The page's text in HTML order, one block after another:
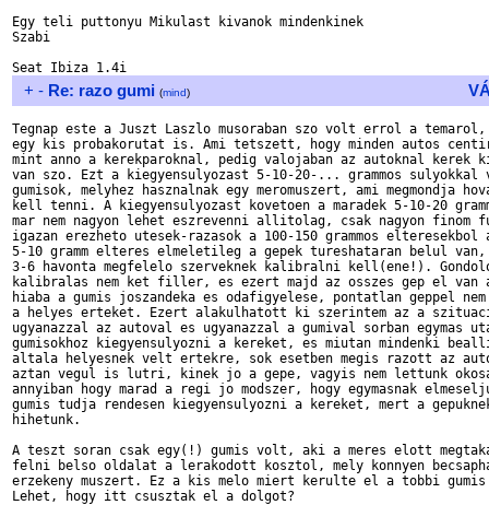
Egy teli puttonyu Mikulast kivanok mindenkinek
Szabi
+ - Re: razo gumi (mind)
Tegnap este a Juszt Laszlo musoraban szo volt errol a temarol,
egy kis probakorutat is. Ami tetszett, hogy minden autos
mint anno a kerekparoknal, pedig valojaban az autoknal kerek
van szo. Ezt a kiegyensulyozast 5-10-20-... grammos
gumisok, melyhez hasznalnak egy meromuszert, ami megmondja
kell tenni. A kiegyensulyozast kovetoen a maradek 5-10-20
mar nem nagyon lehet eszrevenni allitolag, csak nagyon finom
igazan erezheto utesek-razasok a 100-150 grammos elteresekbol
5-10 gramm elteres elmeletileg a gepek tureshataran belul van,
3-6 havonta megfelelo szerveknek kalibralni kell(ene!).
kalibralas nem ket filler, es ezert majd az osszes gep el
hiaba a gumis joszandeka es odafigyelese, pontatlan geppel
a helyes erteket. Ezert alakulhatott ki szerintem az a
ugyanazzal az autoval es ugyanazzal a gumival sorban egymas
gumisokhoz kiegyensulyozni a kereket, es miutan mindenki
altala helyesnek velt ertekre, sok esetben megis razott az
aztan vegul is lutri, kinek jo a gepe, vagyis nem lettunk
annyiban hogy marad a regi jo modszer, hogy egymasnak
gumis tudja rendesen kiegyensulyozni a kereket, mert a
hihetunk.
A teszt soran csak egy(!) gumis volt, aki a meres elott
felni belso oldalat a lerakodott kosztol, mely konnyen
erzekeny muszert. Ez a kis melo miert kerulte el a tobbi
Lehet, hogy itt csusztak el a dolgot?